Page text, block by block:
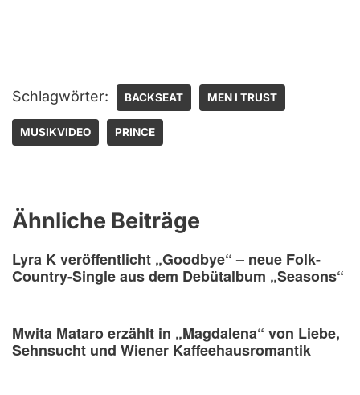
Schlagwörter: BACKSEAT MEN I TRUST
MUSIKVIDEO PRINCE
Ähnliche Beiträge
Lyra K veröffentlicht „Goodbye“ – neue Folk-
Country-Single aus dem Debütalbum „Seasons“
Mwita Mataro erzählt in „Magdalena“ von Liebe,
Sehnsucht und Wiener Kaffeehausromantik